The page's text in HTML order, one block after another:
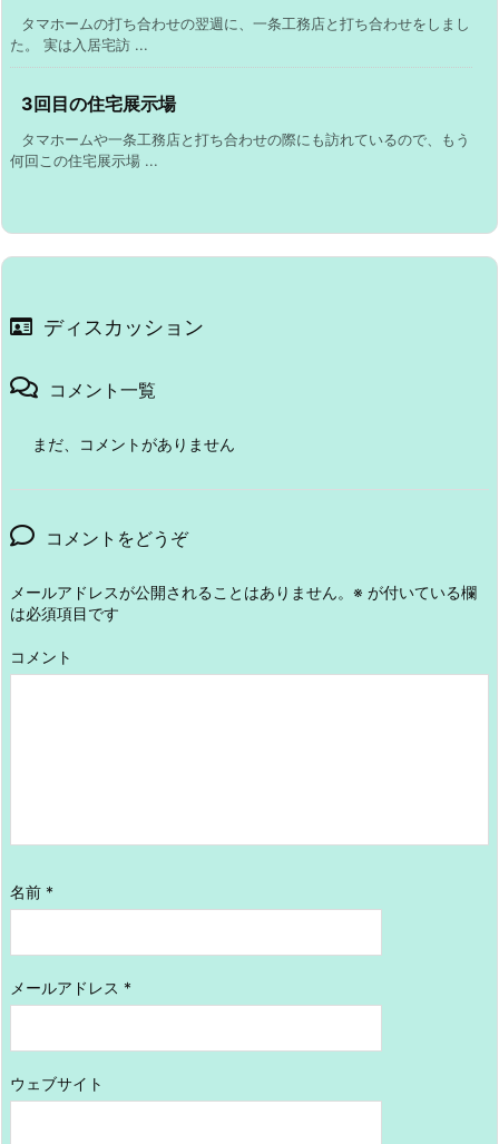
タマホームの打ち合わせの翌週に、一条工務店と打ち合わせをしまし
た。 実は入居宅訪 ...
3回目の住宅展示場
タマホームや一条工務店と打ち合わせの際にも訪れているので、もう
何回この住宅展示場 ...
ディスカッション
コメント一覧
まだ、コメントがありません
コメントをどうぞ
メールアドレスが公開されることはありません。 ※ が付いている欄
は必須項目です
コメント
名前 *
メールアドレス *
ウェブサイト